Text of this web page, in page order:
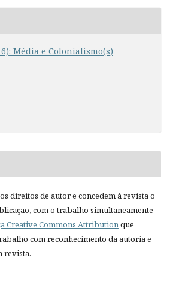
Média e Colonialismo(s)
direitos de autor e concedem à revista o
com o trabalho simultaneamente
Creative Commons Attributionque
com reconhecimento da autoria e
revista.